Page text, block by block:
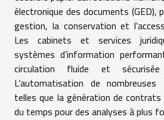
électronique des documents (GED),
gestion, la conservation et
Les cabinets et services
systèmes d’information
circulation fluide et
L’automatisation de nombreuses
telles que la génération de contrats
du temps pour des analyses à plus